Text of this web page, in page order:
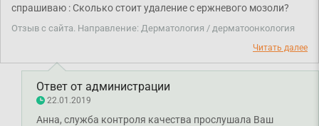
спрашиваю : Сколько стоит удаление с ержневого мозоли?
Ответ: 200грн. Но знаете кто ж надо записаться на
консультацию к врачу и за консультацию отвалите 200-
300грн, мол вам врач посоветует каким способом удалить.
своём уме??? Какого хрена человек должен платить за
консультацию если знает чего туда идёт, а даже способы
Отзыв с сайта. Направление: Дерматология / дерматоонкология
Читать далее
Ответ от администрации
22.01.2019
Анна, служба контроля качества прослушала Ваш